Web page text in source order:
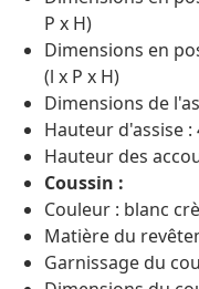
P x H)
Dimensions en
(l x P x H)
Dimensions de
Hauteur d'assise :
Hauteur des
Coussin :
Couleur : blanc
Matière du
Garnissage du